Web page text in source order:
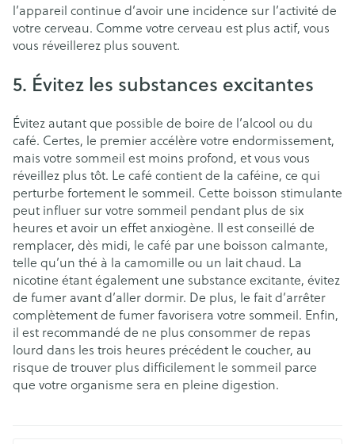
l’appareil continue d’avoir une incidence sur l’activité de
votre cerveau. Comme votre cerveau est plus actif, vous
vous réveillerez plus souvent.
5. Évitez les substances excitantes
Évitez autant que possible de boire de l’alcool ou du
café. Certes, le premier accélère votre endormissement,
mais votre sommeil est moins profond, et vous vous
réveillez plus tôt. Le café contient de la caféine, ce qui
perturbe fortement le sommeil. Cette boisson stimulante
peut influer sur votre sommeil pendant plus de six
heures et avoir un effet anxiogène. Il est conseillé de
remplacer, dès midi, le café par une boisson calmante,
telle qu’un thé à la camomille ou un lait chaud. La
nicotine étant également une substance excitante, évitez
de fumer avant d’aller dormir. De plus, le fait d’arrêter
complètement de fumer favorisera votre sommeil. Enfin,
il est recommandé de ne plus consommer de repas
lourd dans les trois heures précédent le coucher, au
risque de trouver plus difficilement le sommeil parce
que votre organisme sera en pleine digestion.